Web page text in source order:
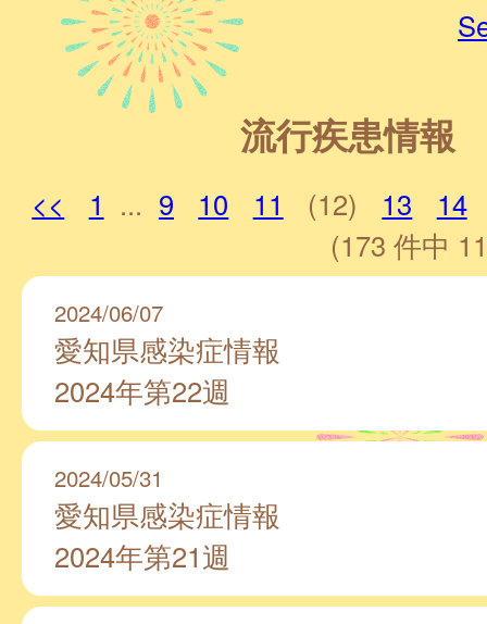
流行疾患情報
<< 1 ... 9 10 11 (12) 13
14
(173 件中
2024/06/07
愛知県感染症情報
2024年第22週
2024/05/31
愛知県感染症情報
2024年第21週